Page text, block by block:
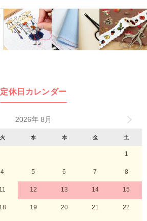
定休日カレンダー
2026年 8月
火 水 木 金 土
1
4 5 6 7 8
11 12 13 14 15
18 19 20 21 22